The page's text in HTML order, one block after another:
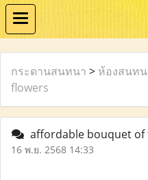
กระดานสนทนา > ห้องสนท
flowers
affordable bouquet of
16 พ.ย. 2568 14:33